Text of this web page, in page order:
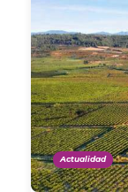
Actualidad